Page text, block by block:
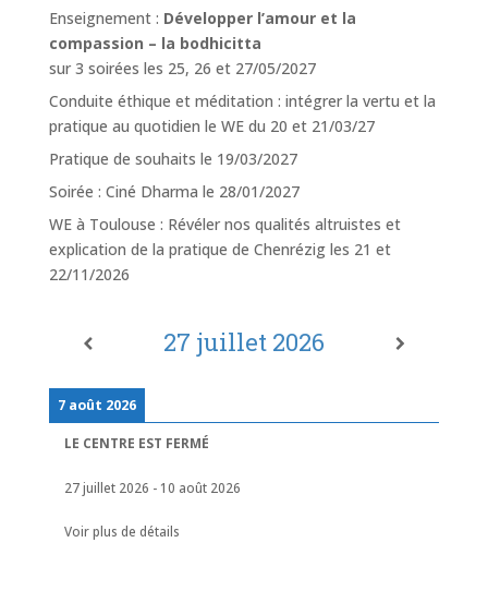
Enseignement : Développer l’amour et la
compassion – la bodhicitta
sur 3 soirées les 25, 26 et 27/05/2027
Conduite éthique et méditation : intégrer la vertu et la
pratique au quotidien le WE du 20 et 21/03/27
Pratique de souhaits le 19/03/2027
Soirée : Ciné Dharma le 28/01/2027
WE à Toulouse : Révéler nos qualités altruistes et
explication de la pratique de Chenrézig les 21 et
22/11/2026
27 juillet 2026
7 août 2026
LE CENTRE EST FERMÉ
27 juillet 2026 - 10 août 2026
Voir plus de détails